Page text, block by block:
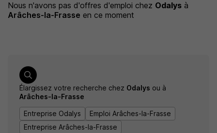
Nous n'avons pas d'offres d'emploi chez Odalys à
Arâches-la-Frasse en ce moment
Élargissez votre recherche chez Odalys ou à
Arâches-la-Frasse
Entreprise Odalys
Emploi Arâches-la-Frasse
Entreprise Arâches-la-Frasse